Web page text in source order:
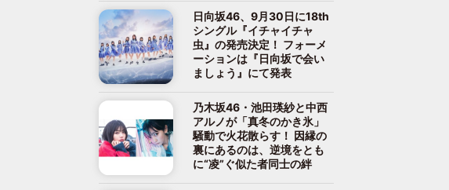
日向坂46、9月30日に18th
シングル『イチャイチャ
虫』の発売決定！ フォーメ
ーションは『日向坂で会い
ましょう』にて発表
乃木坂46・池田瑛紗と中西
アルノが「真冬のかき氷」
騒動で火花散らす！ 因縁の
裏にあるのは、逆境をとも
に“凌”ぐ似た者同士の絆